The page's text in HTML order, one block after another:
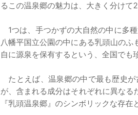
るこの温泉郷の魅力は、大きく分けて2
1つは、手つかずの大自然の中に多
八幡平国立公園の中にある乳頭山の
自に源泉を保有するという、全国でも
たとえば、温泉郷の中で最も歴史
が、含まれる成分はそれぞれに異なる
『乳頭温泉郷』のシンボリックな存在